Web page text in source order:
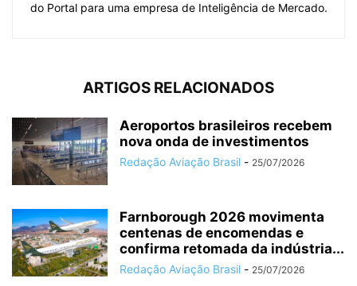
do Portal para uma empresa de Inteligência de Mercado.
ARTIGOS RELACIONADOS
Aeroportos brasileiros recebem
nova onda de investimentos
Redação Aviação Brasil - 25/07/2026
Farnborough 2026 movimenta
centenas de encomendas e
confirma retomada da indústria...
Redação Aviação Brasil - 25/07/2026